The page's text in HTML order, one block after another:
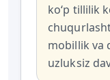
ko‘p tillilik
mobillik va
uzluksiz